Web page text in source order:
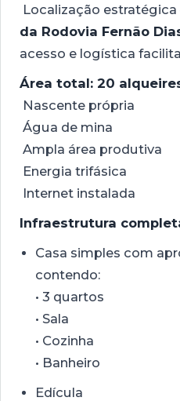
Localização estratégica
da Rodovia Fernão
acesso e logística
Área total: 20
Nascente própria
Água de mina
Ampla área produtiva
Energia trifásica
Internet instalada
Infraestrutura
Casa simples com
contendo:
• 3 quartos
• Sala
• Cozinha
• Banheiro
Edícula